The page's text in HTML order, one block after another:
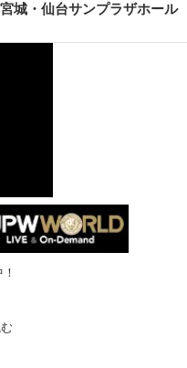
城・仙台サンプラザホール